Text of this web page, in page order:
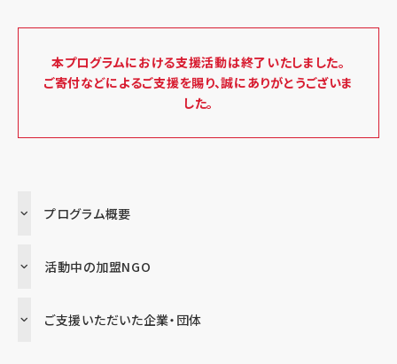
本プログラムにおける支援活動は終了いたしました。
ご寄付などによるご支援を賜り、誠にありがとうございま
した。
プログラム概要
活動中の加盟NGO
ご支援いただいた企業・団体